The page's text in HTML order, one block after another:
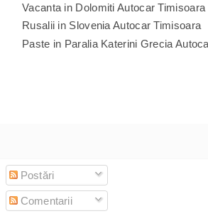
Vacanta in Dolomiti Autocar Timisoara
Rusalii in Slovenia Autocar Timisoara
Paste in Paralia Katerini Grecia
Postări
Comentarii